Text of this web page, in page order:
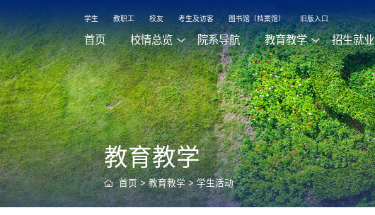
学生 教职工 校友 考生及访客 图书馆（档案馆） 旧版入口
首页 校情总览 院系导航 教育教学 招生就业
教育教学
首页>教育教学>学生活动